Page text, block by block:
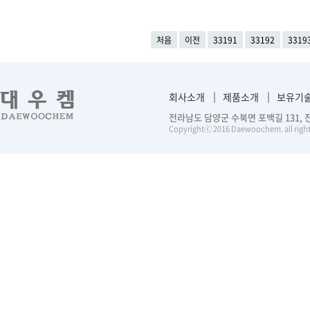
처음 이전 33191 33192
회사소개 제품소개 보유기
전라남도 담양군 수북면 포백길
Copyrightⓒ 2016 Daewoochem. all